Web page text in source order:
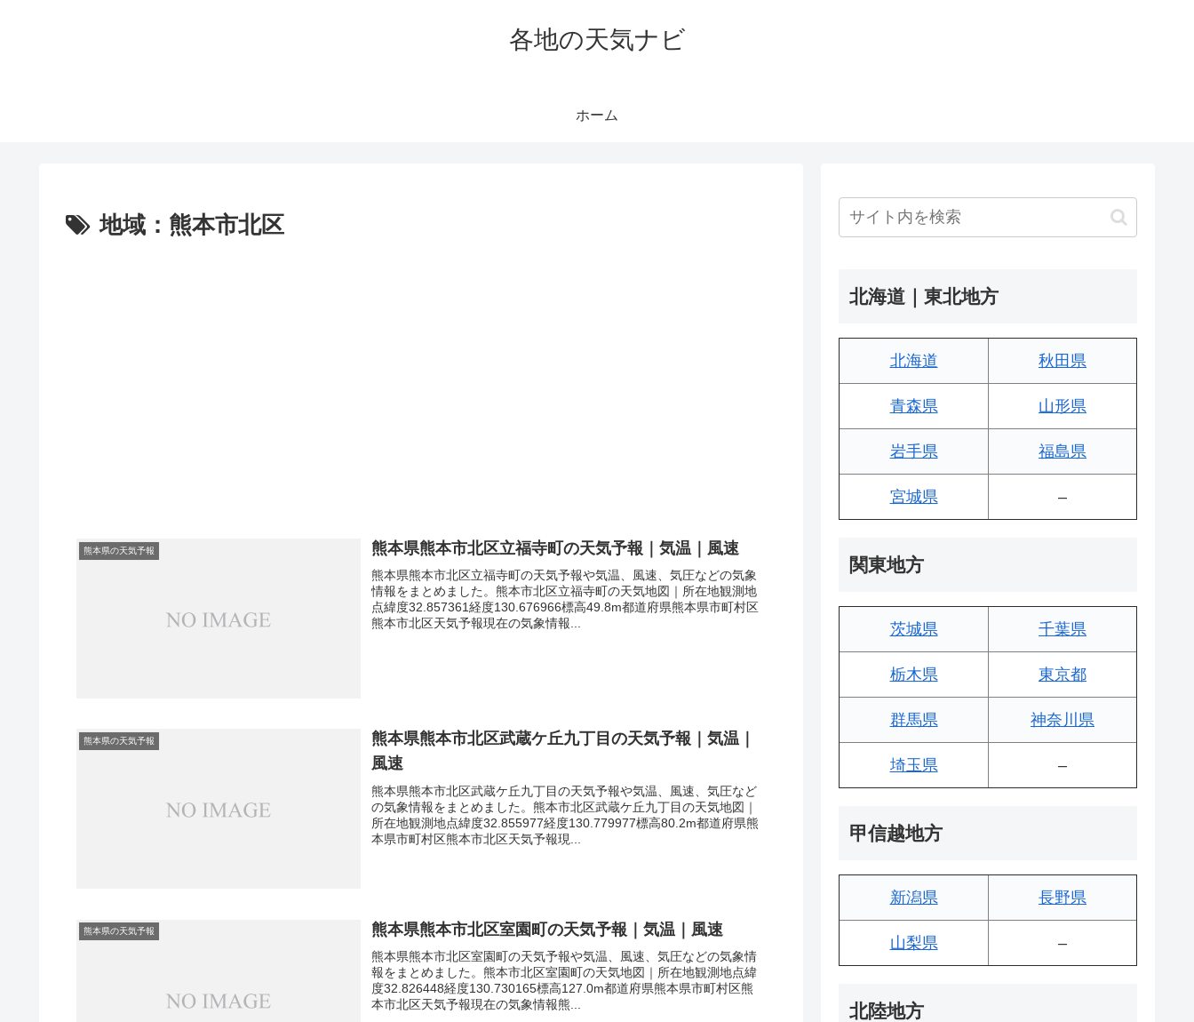
各地の天気ナビ
ホーム
地域：熊本市北区
熊本県の天気予報 熊本県熊本市北区立福寺町の天気予報｜気温｜風速
熊本県熊本市北区立福寺町の天気予報や気温、風速、気圧などの気象
情報をまとめました。熊本市北区立福寺町の天気地図｜所在地観測地
点緯度32.857361経度130.676966標高49.8m都道府県熊本県市町村区
熊本市北区天気予報現在の気象情報...
熊本県の天気予報
熊本県熊本市北区武蔵ケ丘九丁目の天気予報｜気温｜
風速
熊本県熊本市北区武蔵ケ丘九丁目の天気予報や気温、風速、気圧など
の気象情報をまとめました。熊本市北区武蔵ケ丘九丁目の天気地図｜
所在地観測地点緯度32.855977経度130.779977標高80.2m都道府県熊
本県市町村区熊本市北区天気予報現...
熊本県の天気予報 熊本県熊本市北区室園町の天気予報｜気温｜風速
熊本県熊本市北区室園町の天気予報や気温、風速、気圧などの気象情
報をまとめました。熊本市北区室園町の天気地図｜所在地観測地点緯
度32.826448経度130.730165標高127.0m都道府県熊本県市町村区熊
本市北区天気予報現在の気象情報熊...
北海道｜東北地方
北海道 秋田県
青森県 山形県
岩手県 福島県
宮城県 –
関東地方
茨城県 千葉県
栃木県 東京都
群馬県 神奈川県
埼玉県 –
甲信越地方
新潟県 長野県
山梨県 –
北陸地方